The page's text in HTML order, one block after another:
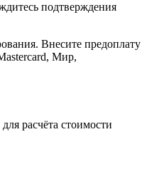
подтверждения
Внесите предоплату
Мир,
расчёта стоимости